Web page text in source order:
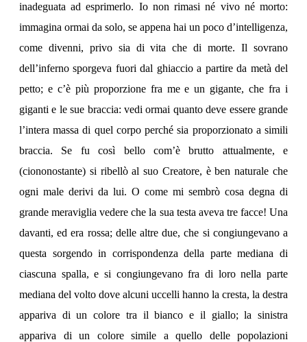
inadeguata ad esprimerlo. Io non rimasi né vivo né morto:
immagina ormai da solo, se appena hai un poco d’intelligenza,
come divenni, privo sia di vita che di morte. Il sovrano
dell’inferno sporgeva fuori dal ghiaccio a partire da metà del
petto; e c’è più proporzione fra me e un gigante, che fra i
giganti e le sue braccia: vedi ormai quanto deve essere grande
l’intera massa di quel corpo perché sia proporzionato a simili
braccia. Se fu così bello com’è brutto attualmente, e
(ciononostante) si ribellò al suo Creatore, è ben naturale che
ogni male derivi da lui. O come mi sembrò cosa degna di
grande meraviglia vedere che la sua testa aveva tre facce! Una
davanti, ed era rossa; delle altre due, che si congiungevano a
questa sorgendo in corrispondenza della parte mediana di
ciascuna spalla, e si congiungevano fra di loro nella parte
mediana del volto dove alcuni uccelli hanno la cresta, la destra
appariva di un colore tra il bianco e il giallo; la sinistra
appariva di un colore simile a quello delle popolazioni